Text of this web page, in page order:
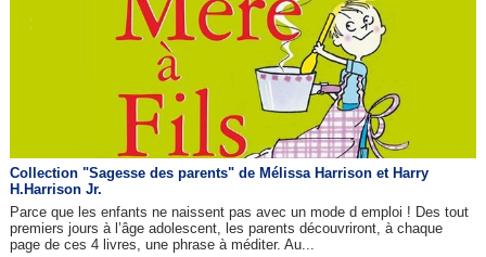
Collection "Sagesse des parents" de Mélissa Harrison et Harry
H.Harrison Jr.
Parce que les enfants ne naissent pas avec un mode d emploi ! Des tout
premiers jours à l’âge adolescent, les parents découvriront, à chaque
page de ces 4 livres, une phrase à méditer. Au...